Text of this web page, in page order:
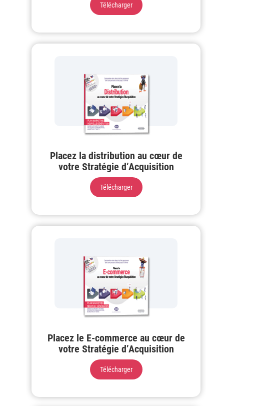
Télécharger
Placez la distribution au cœur de
votre Stratégie d’Acquisition
Télécharger
Placez le E-commerce au cœur de
votre Stratégie d’Acquisition
Télécharger